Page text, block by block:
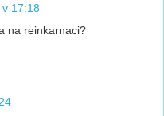
17:18
na reinkarnaci?